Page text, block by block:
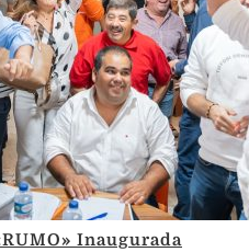
Inaugurada